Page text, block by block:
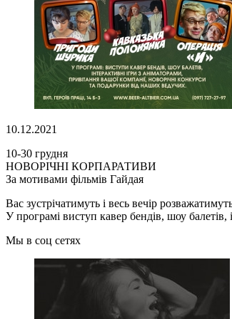
10.12.2021
10-30 грудня
НОВОРІЧНІ КОРПАРАТИВИ
За мотивами фільмів Гайдая
Вас зустрічатимуть і весь вечір
У програмі виступ кавер бендів, шоу
Мы в соц сетях